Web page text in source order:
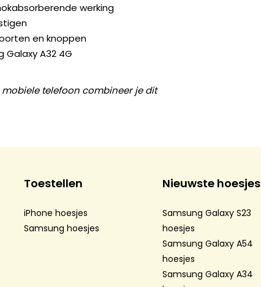
werking
en knoppen
A32 4G
telefoon combineer je dit
Toestellen
iPhone hoesjes
Samsung hoesjes
Nieuwste hoesjes
Samsung Galaxy S23
hoesjes
Samsung Galaxy A54
hoesjes
Samsung Galaxy A34